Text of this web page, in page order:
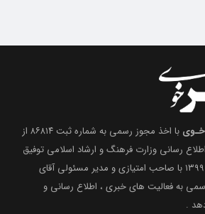
خـوی
با اخذ مجوز رسمی به شماره ثبت ۸۶۸۱۴ از
رسانی وزارت فرهنگ و ارشاد اسلامی توفیق
یافت از ۲۰ مرداد ماه سال ۱۳۹۹ با صاحب امتیازی و مدیر مسئولی آقای
به فعالیت های خبری ، اطلاع رسانی و
.